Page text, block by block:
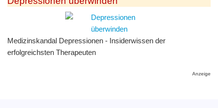
Medizinskandal Depressionen - Insiderwissen der
erfolgreichsten Therapeuten
Anzeige